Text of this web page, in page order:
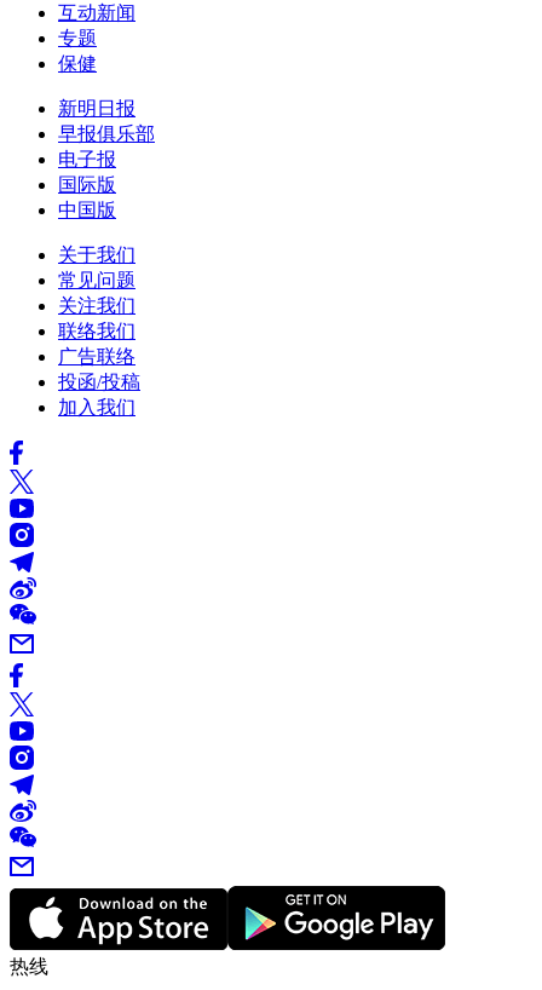
互动新闻
专题
保健
新明日报
早报俱乐部
电子报
国际版
中国版
关于我们
常见问题
关注我们
联络我们
广告联络
投函/投稿
加入我们
热线